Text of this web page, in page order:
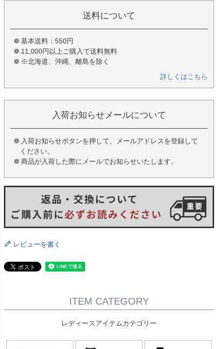
送料について
基本送料：550円
11,000円以上ご購入で送料無料
※北海道、沖縄、離島を除く
詳しくはこちら
入荷お知らせメールについて
入荷お知らせボタンを押して、メールアドレスを登録して
ください。
商品が入荷した際にメールでお知らせいたします。
レビューを書く
ITEM CATEGORY
レディースアイテムカテゴリー